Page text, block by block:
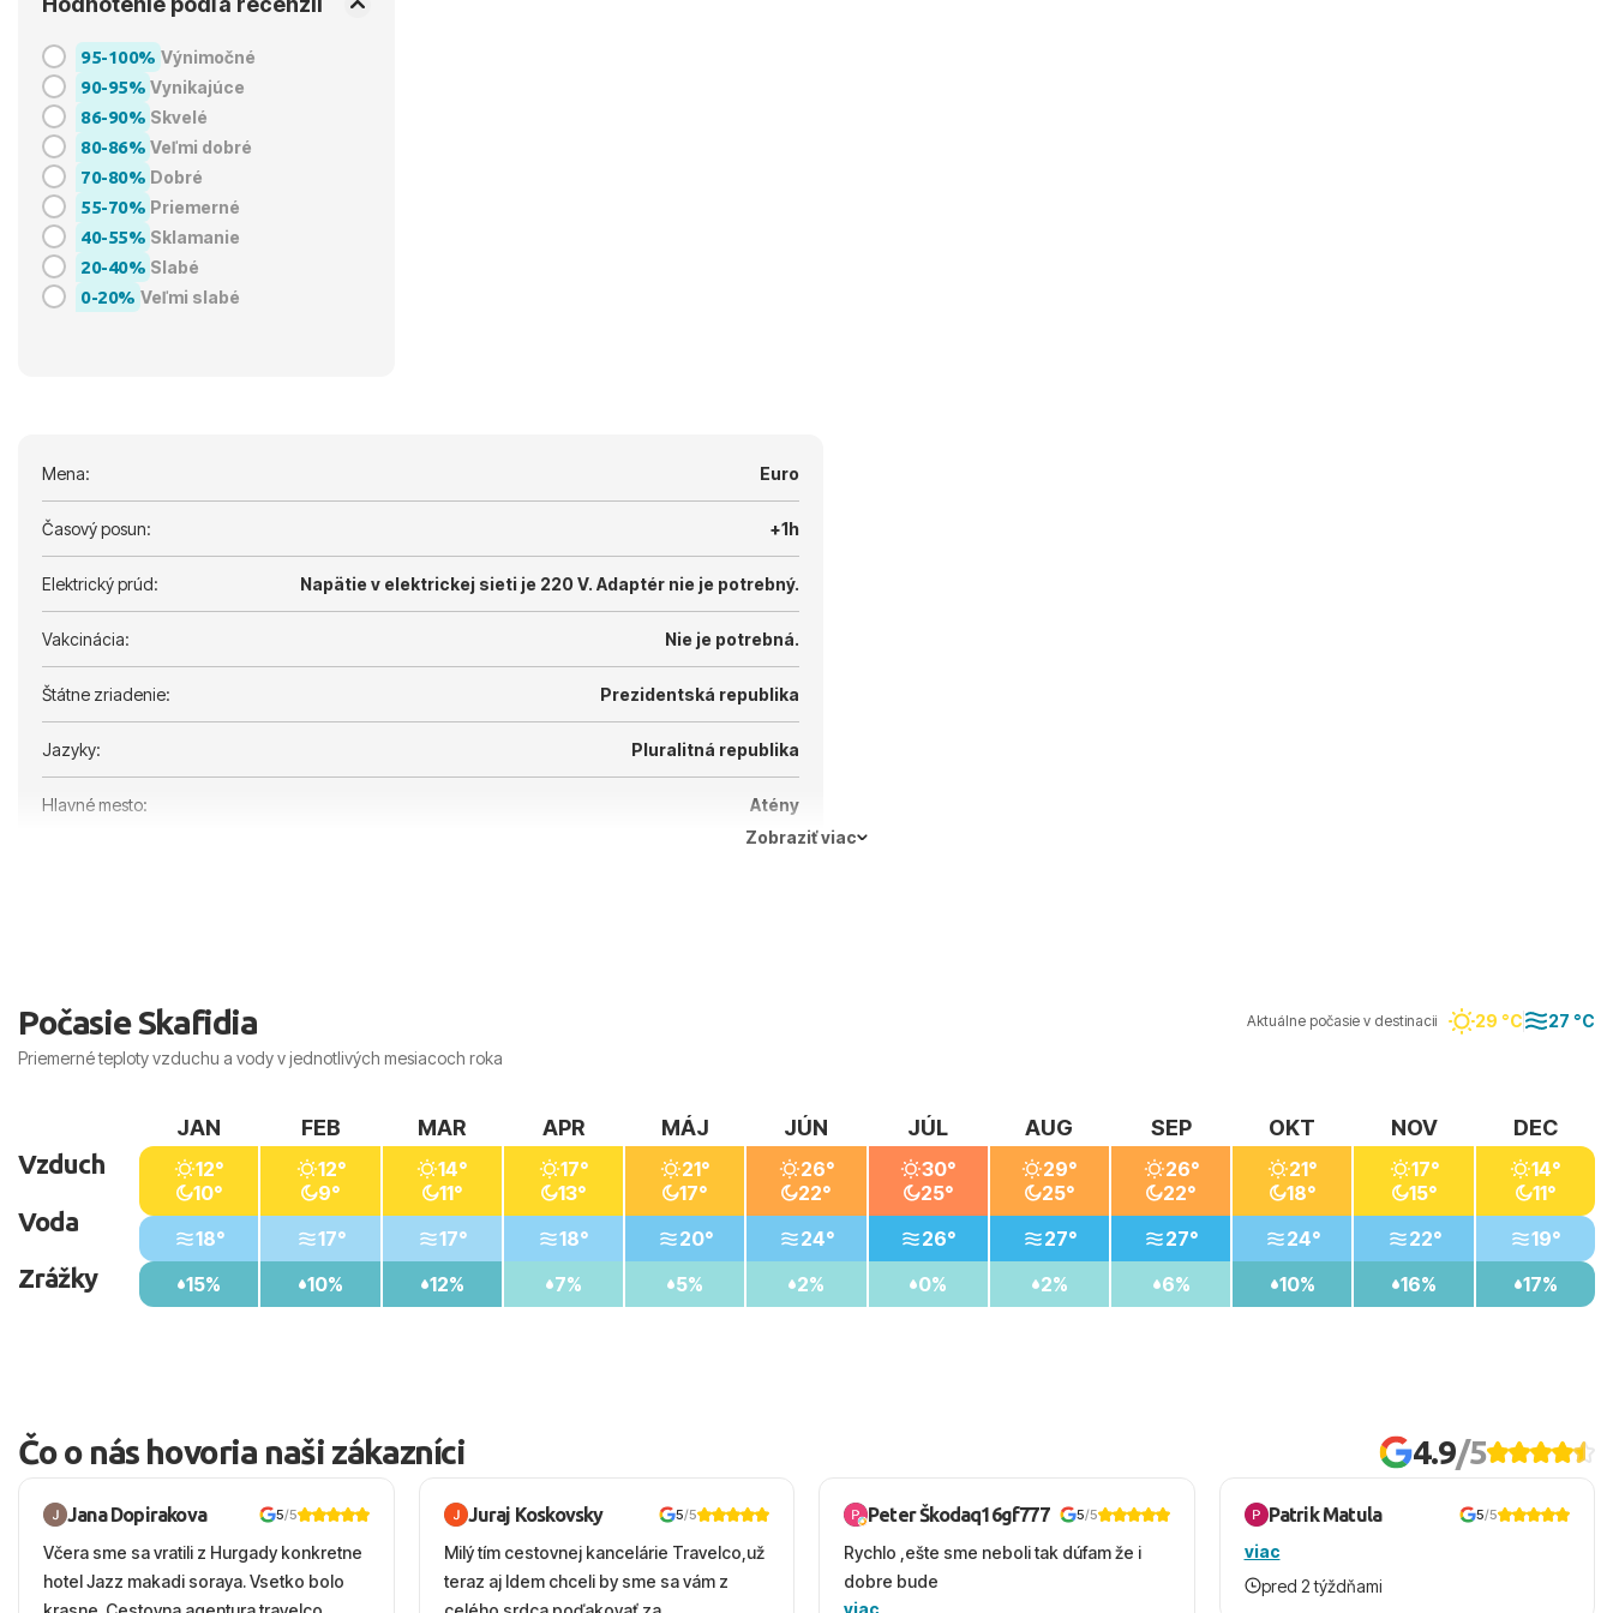
95-100% Výnimočné
90-95% Vynikajúce
86-90% Skvelé
80-86% Veľmi dobré
70-80% Dobré
55-70% Priemerné
40-55% Sklamanie
20-40% Slabé
0-20% Veľmi slabé
Mena: Euro
Časový posun: +1h
Elektrický prúd: Napätie v elektrickej sieti je 220 V. Adaptér nie je potrebný.
Vakcinácia: Nie je potrebná.
Štátne zriadenie: Prezidentská republika
Jazyky: Pluralitná republika
Hlavné mesto:
Atény
Zobraziť viac
Počasie Skafidia
Priemerné teploty vzduchu a vody v jednotlivých mesiacoch roka
Aktuálne počasie v destinacii 29 °C 27 °C
Vzduch
Voda
Zrážky
JAN
12°
10°
18°
15%
FEB
12°
9°
17°
10%
MAR
14°
11°
17°
12%
APR
17°
13°
18°
7%
MÁJ
21°
17°
20°
5%
JÚN
26°
22°
24°
2%
JÚL
30°
25°
26°
0%
AUG
29°
25°
27°
2%
SEP
26°
22°
27°
6%
OKT
21°
18°
24°
10%
NOV
17°
15°
22°
16%
DEC
14°
11°
19°
17%
Čo o nás hovoria naši zákazníci 4.9/5
Jana Dopirakova 5/5
Včera sme sa vratili z Hurgady konkretne
hotel Jazz makadi soraya. Vsetko bolo
Juraj Koskovsky 5/5
Milý tím cestovnej kancelárie Travelco,už
teraz aj Idem chceli by sme sa vám z
Peter Škodaq16gf777 5/5
Rychlo ,ešte sme neboli tak dúfam že i
dobre bude
viac
Patrik Matula 5/5
viac
pred 2 týždňami